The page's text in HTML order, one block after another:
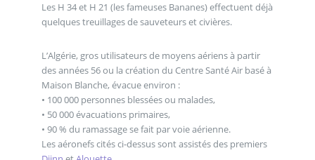
Les H 34 et H 21 (les fameuses Bananes) effectuent déjà
quelques treuillages de sauveteurs et civières.
L’Algérie, gros utilisateurs de moyens aériens à partir
des années 56 ou la création du Centre Santé Air basé à
Maison Blanche, évacue environ :
• 100 000 personnes blessées ou malades,
• 50 000 évacuations primaires,
• 90 % du ramassage se fait par voie aérienne.
Les aéronefs cités ci-dessus sont assistés des premiers